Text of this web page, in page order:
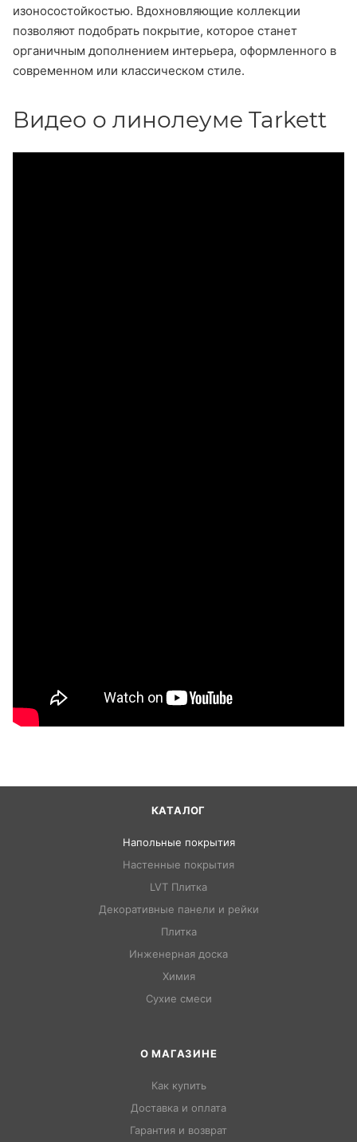
изоносостойкостью. Вдохновляющие коллекции
позволяют подобрать покрытие, которое станет
органичным дополнением интерьера, оформленного в
современном или классическом стиле.
Видео о линолеуме Tarkett
КАТАЛОГ
Напольные покрытия
Настенные покрытия
LVT Плитка
Декоративные панели и рейки
Плитка
Инженерная доска
Химия
Сухие смеси
О МАГАЗИНЕ
Как купить
Доставка и оплата
Гарантия и возврат